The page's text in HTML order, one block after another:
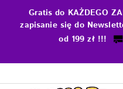
Przejdź do treści
Przejdź do
Przejdź do moje
Przejdź do menu
Przejdź do opisu
Przejdź do stopki
Gratis do KAŻDEGO
zapisanie się do
od 199 zł !!!